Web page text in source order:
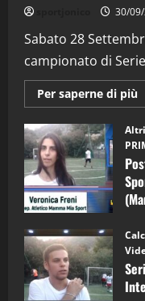
30/
Sabato 28
campionato di
Per saperne di più
–
–
a
2
3
4